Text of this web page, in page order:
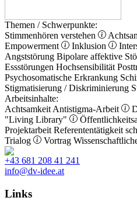
Themen / Schwerpunkte:
Stimmenhören verstehen
Empowerment
Inklusion
Angststörung Bipolare affektive
Essstörungen Hochsensibilität
Psychosomatische Erkrankung
Stigmatisierung / Diskriminierung
Arbeitsinhalte:
Achtsamkeit Antistigma-Arbeit
"Living Library"
Projektarbeit Referententätigkeit
Trialog
Vortrag
+43 681 208 41 241
info@dv-idee.at
Links